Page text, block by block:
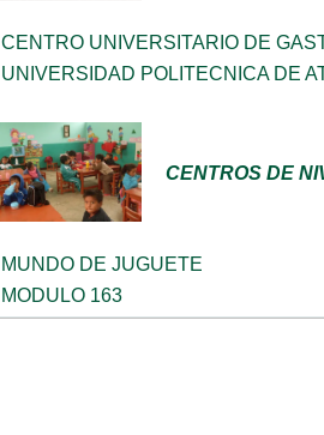
CENTRO UNIVERSITARIO DE
UNIVERSIDAD POLITECNICA DE
CENTROS DE
MUNDO DE JUGUETE
MODULO 163